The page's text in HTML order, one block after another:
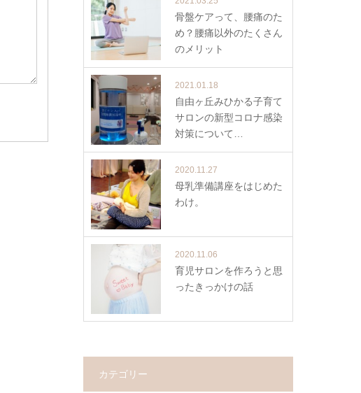
骨盤ケアって、腰痛のた
め？腰痛以外のたくさん
のメリット
2021.01.18
自由ヶ丘みひかる子育て
サロンの新型コロナ感染
対策について…
2020.11.27
母乳準備講座をはじめた
わけ。
2020.11.06
育児サロンを作ろうと思
ったきっかけの話
カテゴリー